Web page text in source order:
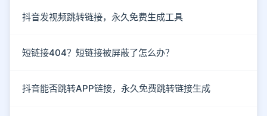
抖音发视频跳转链接，永久免费生成工具
短链接404？短链接被屏蔽了怎么办？
抖音能否跳转APP链接，永久免费跳转链接生成